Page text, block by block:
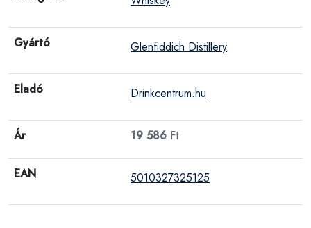
Gyártó Glenfiddich Distillery
Eladó Drinkcentrum.hu
Ár 19 586 Ft
EAN 5010327325125